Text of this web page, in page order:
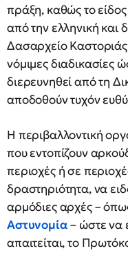
πράξη, καθώς το
από την ελληνική και
Δασαρχείο Καστοριάς
νόμιμες διαδικασίες
διερευνηθεί από τη
αποδοθούν τυχόν
Η περιβαλλοντική
που εντοπίζουν
περιοχές ή σε
δραστηριότητα, να
αρμόδιες αρχές –
Αστυνομία– ώστε να
απαιτείται, το